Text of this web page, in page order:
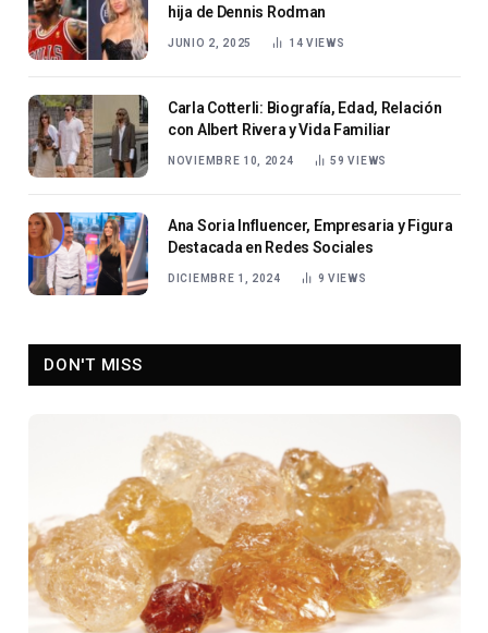
hija de Dennis Rodman
JUNIO 2, 2025 14 VIEWS
Carla Cotterli: Biografía, Edad, Relación
con Albert Rivera y Vida Familiar
NOVIEMBRE 10, 2024 59VIEWS
Ana Soria Influencer, Empresaria y Figura
Destacada en Redes Sociales
DICIEMBRE 1, 2024 9VIEWS
DON'T MISS